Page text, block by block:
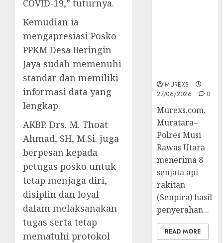
COVID-19,” tuturnya.
Kemudian ia
mengapresiasi Posko
PPKM Desa Beringin
Jaya sudah memenuhi
standar dan memiliki
informasi data yang
lengkap.
AKBP. Drs. M. Thoat
Ahmad, SH, M.Si. juga
berpesan kepada
petugas posko untuk
tetap menjaga diri,
disiplin dan loyal
dalam melaksanakan
tugas serta tetap
mematuhi protokol
MUREXS
27/06/2026
0
Murexs.com,
Muratara–
Polres Musi
Rawas Utara
menerima 8
senjata api
rakitan
(Senpira) hasil
penyerahan...
READ MORE